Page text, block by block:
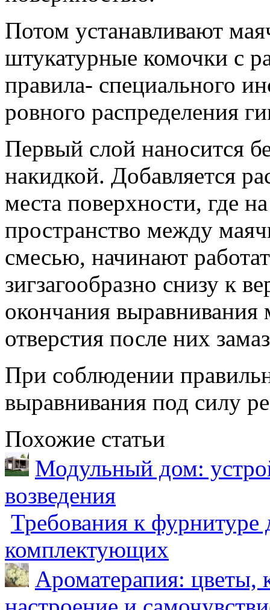
Потом устанавливают
штукатурные комочки с
правила- специального
ровного распределения
Первый слой наносится
накидкой. Добавляется
места поверхности, где
пространство между
смесью, начинают
зигзагообразно снизу к
окончания
отверстия после них
При соблюдении
выравнивания под силу
Похожие статьи
Модульный дом:
возведения
Требования к фурнитуре
комплектующих
Ароматерапия: цветы,